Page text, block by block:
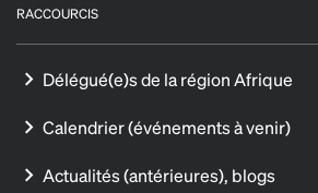
RACCOURCIS
Délégué(e)s de la région Afrique
Calendrier (événements à venir)
Actualités (antérieures), blogs